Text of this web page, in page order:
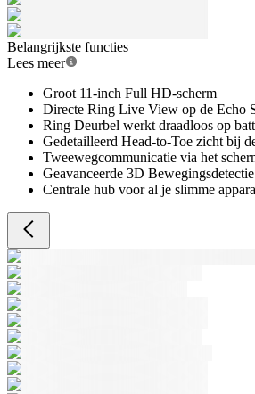
Belangrijkste functies
Lees meer
Groot 11-inch Full HD-scherm
Directe Ring Live View op de Echo
Ring Deurbel werkt draadloos op
Gedetailleerd Head-to-Toe zicht bij
Tweewegcommunicatie via het
Geavanceerde 3D Bewegingsdetectie
Centrale hub voor al je slimme